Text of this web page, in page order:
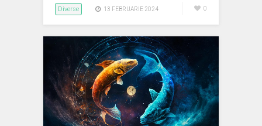
Diverse 13 FEBRUARIE 2024 0